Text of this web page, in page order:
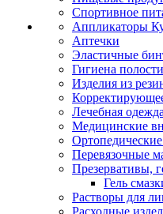
Спортивное
Аппликаторы
Аптечки
Эластичные
Гигиена
Изделия из
Лечебная одежда
Медицинские
Перевязочные
Презервативы,
Гель
Растворы для
Расходные